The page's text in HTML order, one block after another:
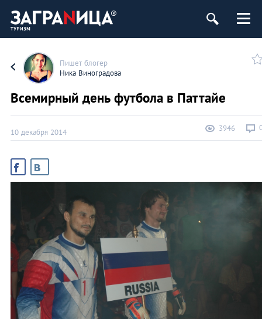
Пишет блогер
Ника Виноградова
Всемирный день футбола в Паттайе
10 декабря 2014 3946